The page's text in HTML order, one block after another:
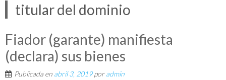
titular del dominio
Fiador (garante) manifiesta
(declara) sus bienes
Publicada en abril 3, 2019poradmin